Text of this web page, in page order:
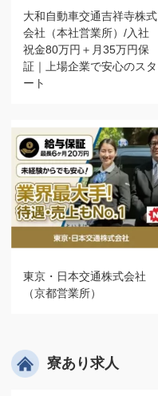
大和自動車交通吉祥寺株式
会社（本社営業所）/入社
祝金80万円＋月35万円保
証｜上場企業で安心のスタ
ート
東京・日本交通株式会社
（京都営業所）
寮あり求人